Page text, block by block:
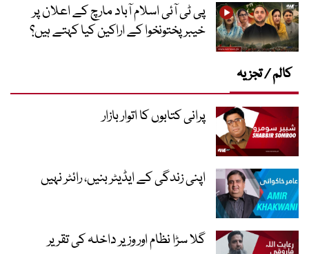
پی ٹی آئی اسلام آباد مارچ کے اعلان پر
خیبر پختونخوا کے اراکین کیا کہتے ہیں؟
کالم / تجزیہ
پرانی کتابوں کا اتوار بازار
اپنی زندگی کے ایڈیٹر بنیں، رائٹر نہیں
گلا سڑا نظام اور وزیر داخلہ کی تقریر